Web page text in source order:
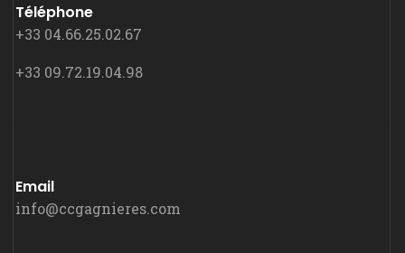
Téléphone
+33 04.66.25.02.67
+33 09.72.19.04.98
Email
info@ccgagnieres.com